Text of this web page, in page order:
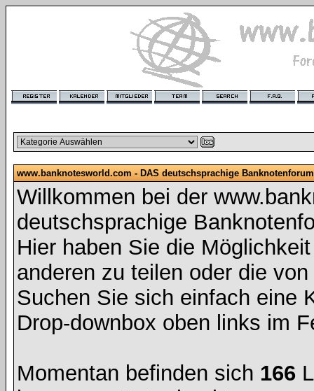
www.banknotesworld.com - DAS deutschsprachige Banknotenforum
Willkommen bei der
deutschsprachige
Hier haben Sie die
anderen zu teilen oder die
Suchen Sie sich einfach eine
Drop-downbox oben links im
Momentan befinden sich 166